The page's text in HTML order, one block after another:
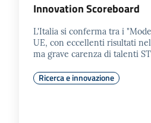
Innovation Scoreboard
L'Italia si conferma tra i
UE, con eccellenti risultati
ma grave carenza di talenti
Ricerca e innovazione